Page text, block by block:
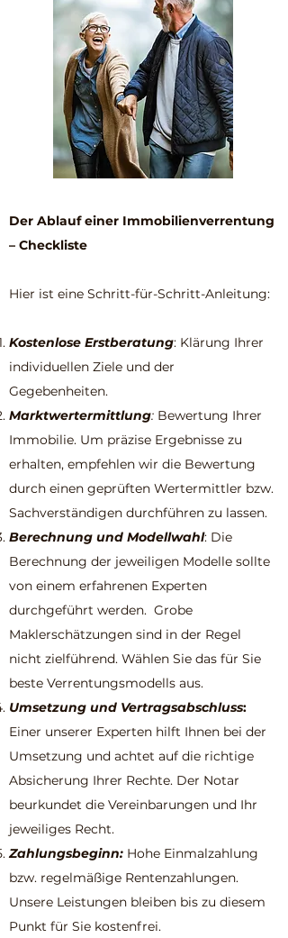
Der Ablauf einer Immobilienverrentung
– Checkliste
Hier ist eine Schritt-für-Schritt-Anleitung:
Kostenlose Erstberatung: Klärung Ihrer
individuellen Ziele und der
Gegebenheiten.
Marktwertermittlung: Bewertung Ihrer
Immobilie. Um präzise Ergebnisse zu
erhalten, empfehlen wir die Bewertung
durch einen geprüften Wertermittler bzw.
Sachverständigen durchführen zu lassen.
Berechnung und Modellwahl: Die
Berechnung der jeweiligen Modelle sollte
von einem erfahrenen Experten
durchgeführt werden. Grobe
Maklerschätzungen sind in der Regel
nicht zielführend. Wählen Sie das für Sie
beste Verrentungsmodells aus.
Umsetzung und Vertragsabschluss:
Einer unserer Experten hilft Ihnen bei der
Umsetzung und achtet auf die richtige
Absicherung Ihrer Rechte. Der Notar
beurkundet die Vereinbarungen und Ihr
jeweiliges Recht.
Zahlungsbeginn: Hohe Einmalzahlung
bzw. regelmäßige Rentenzahlungen.
Unsere Leistungen bleiben bis zu diesem
Punkt für Sie kostenfrei.